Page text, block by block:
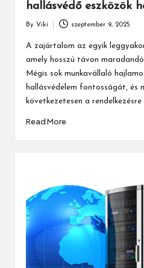
hallásvédő eszközök
by
By Viki szeptember 9, 2025
A zajártalom az egyik
amely hosszú távon
Mégis sok munkavállaló
hallásvédelem fontosságát, és
következetesen a rendelkezésre
Read More